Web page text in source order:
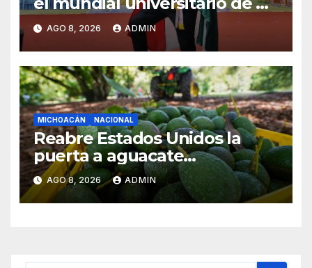
en China
AGO 8, 2026 ADMIN
MICHOACÁN NACIONAL
Reabre Estados Unidos la
puerta a aguacate
michoacano de forma
“gradual”
AGO 8, 2026 ADMIN